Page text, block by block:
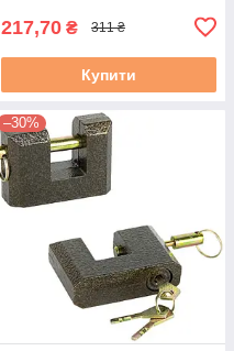
217,70 ₴ 311 ₴
Купити
–30%